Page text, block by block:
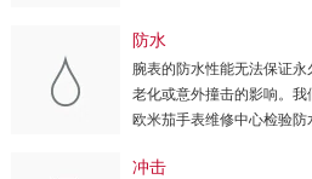
防水
腕表的防水性能无法保证
老化或意外撞击的影响。
欧米茄手表维修中心检验防
冲击